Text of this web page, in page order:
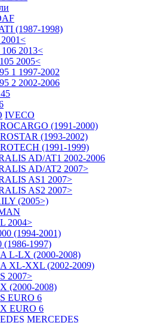
(1987-1998)
2013<
2005<
1 1997-2002
2 2002-2006
IVECO
(1991-2000)
(1993-2002)
(1991-1999)
AD/AT1 2002-2006
AD/AT2 2007>
AS1 2007>
AS2 2007>
(2005>)
2004>
(1994-2001)
(1986-1997)
L-LX (2000-2008)
XL-XXL (2002-2009)
2007>
(2000-2008)
EURO 6
EURO 6
MERCEDES